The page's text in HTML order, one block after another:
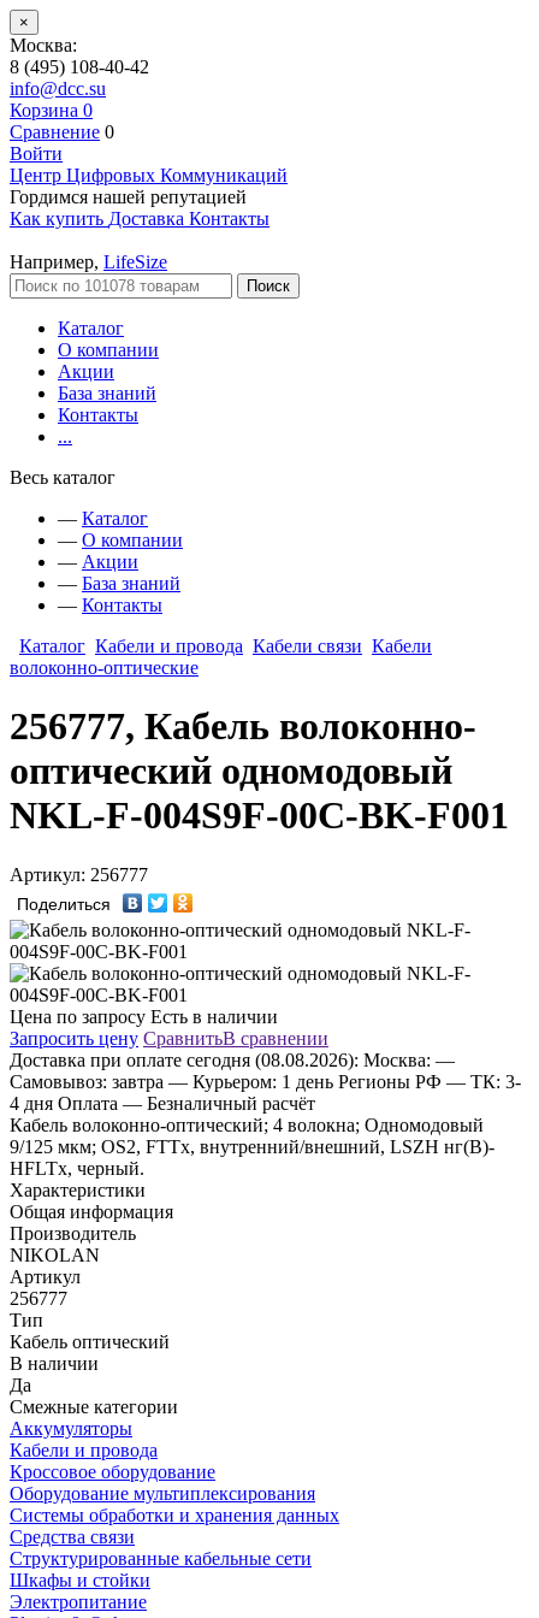
×
Москва:
8 (495) 108-40-42
info@dcc.su
Корзина 0
Сравнение 0
Войти
Центр Цифровых Коммуникаций
Гордимся нашей репутацией
Как купить Доставка Контакты
Например, LifeSize
Поиск
Каталог
О компании
Акции
База знаний
Контакты
...
Весь каталог
— Каталог
— О компании
— Акции
— База знаний
— Контакты
Каталог Кабели и провода Кабели связи Кабели
волоконно-оптические
256777, Кабель волоконно-
оптический одномодовый
NKL-F-004S9F-00C-BK-F001
Артикул: 256777
Поделиться
Цена по запросу Есть в наличии
Запросить цену СравнитьВ сравнении
Доставка при оплате сегодня (08.08.2026): Москва: —
Самовывоз: завтра — Курьером: 1 день Регионы РФ — ТК: 3-
4 дня Оплата — Безналичный расчёт
Кабель волоконно-оптический; 4 волокна; Одномодовый
9/125 мкм; OS2, FTTx, внутренний/внешний, LSZH нг(B)-
HFLTx, черный.
Характеристики
Общая информация
Производитель
NIKOLAN
Артикул
256777
Тип
Кабель оптический
В наличии
Да
Смежные категории
Аккумуляторы
Кабели и провода
Кроссовое оборудование
Оборудование мультиплексирования
Системы обработки и хранения данных
Средства связи
Структурированные кабельные сети
Шкафы и стойки
Электропитание